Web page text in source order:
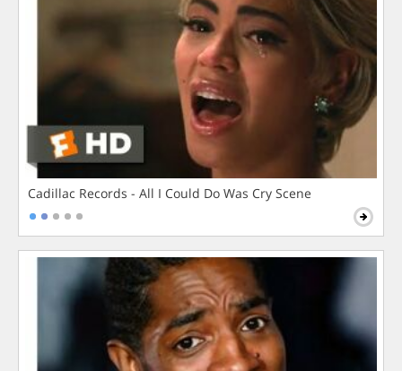
Cadillac Records - All I Could Do Was Cry Scene